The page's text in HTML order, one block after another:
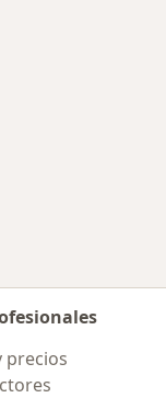
precios